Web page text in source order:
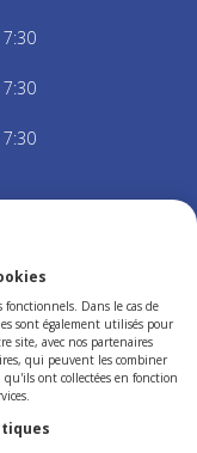
2023
fonctionnels. Dans le cas de
sont également utilisés pour
site, avec nos partenaires
qui peuvent les combiner
ont collectées en fonction